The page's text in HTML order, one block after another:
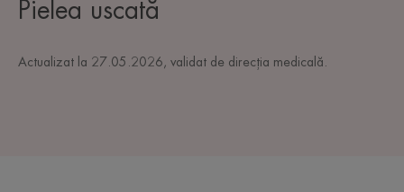
Pielea uscată
Actualizat la 27.05.2026 , validat de direcția medicală